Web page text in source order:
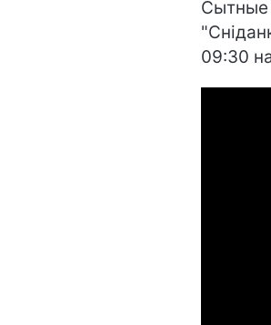
Сытные
09:30